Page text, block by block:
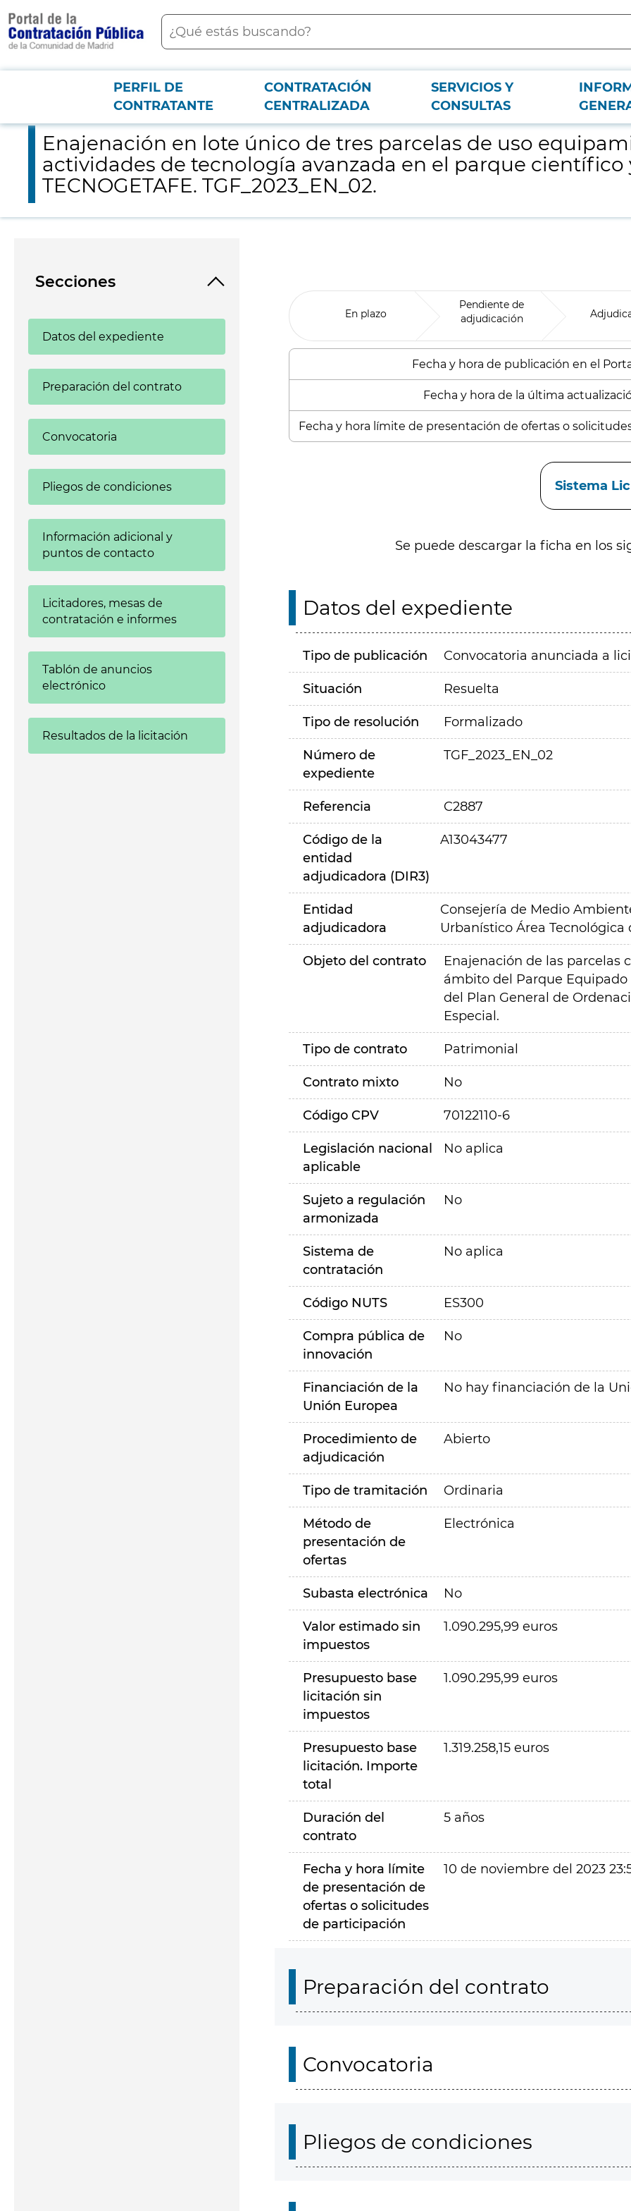
contenido
principal
Buscar
Menú PCON
PERFIL DE
CONTRATANTE
CONTRATACIÓN
CENTRALIZADA
SERVICIOS Y
CONSULTAS
Enajenación en lote único de tres parcelas de uso equipamiento de investigación de actividades de tecnología avanzada en el parque
Enajenación en lote único de tres parcelas de uso
actividades de tecnología avanzada en el parque
TECNOGETAFE. TGF_2023_EN_02.
Secciones
Datos del expediente
Preparación del contrato
Convocatoria
Pliegos de condiciones
Información adicional y
puntos de contacto
Licitadores, mesas de
contratación e informes
Tablón de anuncios
electrónico
Resultados de la licitación
En plazo
Pendiente de
adjudicación
Fecha y hora de publicación en el
Fecha y hora de la última
Fecha y hora límite de presentación de ofertas o
Sistema
Se puede descargar la ficha en los
Datos del expediente
Tipo de publicación Convocatoria anunciada a
Situación Resuelta
Tipo de resolución Formalizado
Número de
expediente
TGF_2023_EN_02
Referencia C2887
Código de la
entidad
adjudicadora (DIR3)
A13043477
Entidad
adjudicadora
Consejería de Medio
Urbanístico Área Tecnológica
Objeto del contrato
Enajenación de las parcelas
ámbito del Parque Equipado
del Plan General de
Especial.
Tipo de contrato Patrimonial
Contrato mixto No
Código CPV 70122110-6
Legislación nacional
aplicable
No aplica
Sujeto a regulación
armonizada
No
Sistema de
contratación
No aplica
Código NUTS ES300
Compra pública de
innovación
No
Financiación de la
Unión Europea
No hay financiación de la
Procedimiento de
adjudicación
Abierto
Tipo de tramitación Ordinaria
Método de
presentación de
ofertas
Electrónica
Subasta electrónica No
Valor estimado sin
impuestos
1.090.295,99 euros
Presupuesto base
licitación sin
impuestos
1.090.295,99 euros
Presupuesto base
licitación. Importe
total
1.319.258,15 euros
Duración del
contrato
5 años
Fecha y hora límite
de presentación de
ofertas o solicitudes
de participación
10 de noviembre del 2023
Preparación del contrato
Convocatoria
Pliegos de condiciones